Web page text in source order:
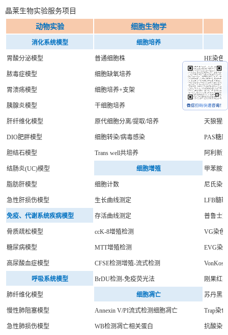
晶莱生物实验服务项目
动物实验
细胞生物学
消化系统模型 细胞培养
胃酸分泌模型 普通细胞株 HE染色
脓毒症模型 细胞缺氧培养 油红O
胃溃疡模型 细胞培养+支架 番红固
胰腺炎模型 干细胞培养 Masson
肝纤维化模型 原代细胞分离/提取/培养 天狼猩
DIO肥胖模型 细胞转染/病毒感染 PAS糖
胆结石模型 Trans well共培养 阿利新
结肠炎(UC)模型 细胞增殖 甲苯胺
脂肪肝模型 细胞计数 尼氏染色
急性肝损伤模型 生长曲线测定 LFB髓
免疫、代谢系统疾病模型 存活曲线测定 普鲁士
骨质疏松模型 ccK-8增殖检测 VG染色
糖尿病模型 MTT增殖检测 EVG染
高尿酸血症模型 CFSE检测增殖-流式检测
呼吸系统模型 BrDU检测-免疫荧光法 刚果红
肺纤维化模型 细胞凋亡 苏丹黑B
慢性肺阻塞模型 Annexin V/PI流式检测细胞凋亡 Trap染色
急性肺损伤模型 WB检测凋亡相关蛋白 抗酸染色